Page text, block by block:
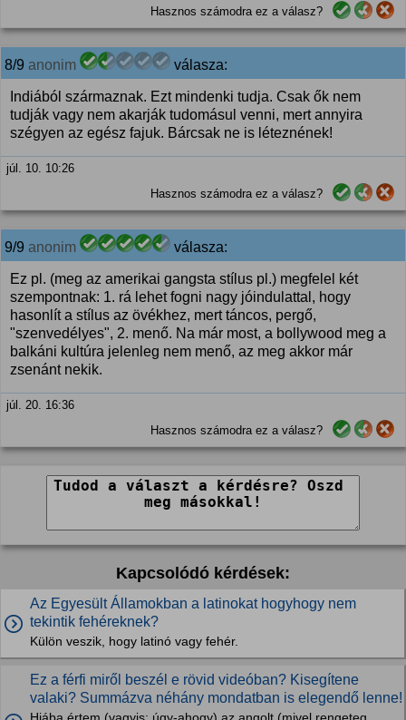
Hasznos számodra ez a válasz?
8/9 anonim válasza:
Indiából származnak. Ezt mindenki tudja. Csak ők nem
tudják vagy nem akarják tudomásul venni, mert annyira
szégyen az egész fajuk. Bárcsak ne is léteznének!
júl. 10. 10:26
Hasznos számodra ez a válasz?
9/9 anonim válasza:
Ez pl. (meg az amerikai gangsta stílus pl.) megfelel két
szempontnak: 1. rá lehet fogni nagy jóindulattal, hogy
hasonlít a stílus az övékhez, mert táncos, pergő,
"szenvedélyes", 2. menő. Na már most, a bollywood meg a
balkáni kultúra jelenleg nem menő, az meg akkor már
zsenánt nekik.
júl. 20. 16:36
Hasznos számodra ez a válasz?
Kapcsolódó kérdések:
Az Egyesült Államokban a latinokat hogyhogy nem
tekintik fehéreknek?
Külön veszik, hogy latinó vagy fehér.
Ez a férfi miről beszél e rövid videóban? Kisegítene
valaki? Summázva néhány mondatban is elegendő lenne!